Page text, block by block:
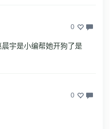
0
宇是小编帮她开狗了是
0